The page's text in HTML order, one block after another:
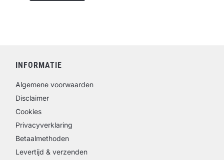
INFORMATIE
Algemene voorwaarden
Disclaimer
Cookies
Privacyverklaring
Betaalmethoden
Levertijd & verzenden